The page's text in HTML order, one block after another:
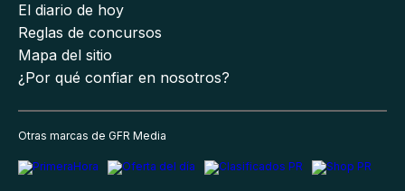
El diario de hoy
Reglas de concursos
Mapa del sitio
¿Por qué confiar en nosotros?
Otras marcas de GFR Media